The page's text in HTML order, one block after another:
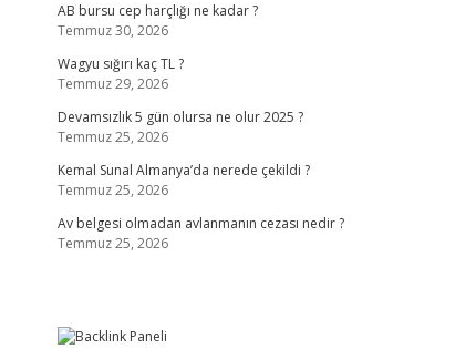
AB bursu cep harçlığı ne kadar ?
Temmuz 30, 2026
Wagyu sığırı kaç TL ?
Temmuz 29, 2026
Devamsızlık 5 gün olursa ne olur 2025 ?
Temmuz 25, 2026
Kemal Sunal Almanya’da nerede çekildi ?
Temmuz 25, 2026
Av belgesi olmadan avlanmanın cezası nedir ?
Temmuz 25, 2026